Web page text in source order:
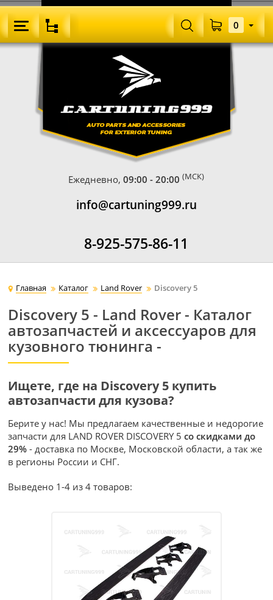
Ежедневно,09:00 - 20:00 (МСК)
info@cartuning999.ru
8-925-575-86-11
0
Главная Каталог Land Rover Discovery 5
Discovery 5 - Land Rover - Каталог
автозапчастей и аксессуаров для
кузовного тюнинга -
Ищете, где на Discovery 5 купить
автозапчасти для кузова?
Берите у нас! Мы предлагаем качественные и недорогие
запчасти для LAND ROVER DISCOVERY 5со скидками до
29% - доставка по Москве, Московской области, а так же
в регионы России и СНГ.
Выведено 1-4 из 4 товаров: